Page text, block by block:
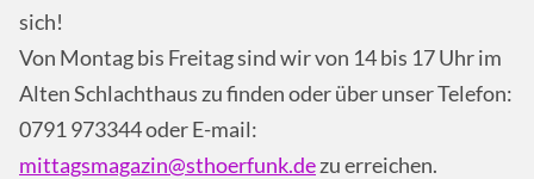
sich!
Von Montag bis Freitag sind wir von 14 bis 17 Uhr im
Alten Schlachthaus zu finden oder über unser Telefon:
0791 973344 oder E-mail:
mittagsmagazin@sthoerfunk.dezu erreichen.